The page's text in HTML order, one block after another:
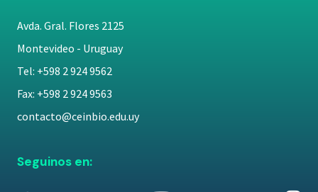
Avda. Gral. Flores 2125
Montevideo - Uruguay
Tel: +598 2 924 9562
Fax: +598 2 924 9563
contacto@ceinbio.edu.uy
Seguinos en: